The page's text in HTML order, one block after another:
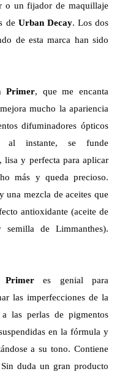
o un fijador de maquillaje
de Urban Decay. Los dos
de esta marca han sido
Primer, que me encanta
mucho la apariencia
difuminadores ópticos
al instante, se funde
lisa y perfecta para aplicar
más y queda precioso.
una mezcla de aceites que
antioxidante (aceite de
de Limmanthes).
Primeres genial para
las imperfecciones de la
las perlas de pigmentos
en la fórmula y
a su tono. Contiene
duda un gran producto